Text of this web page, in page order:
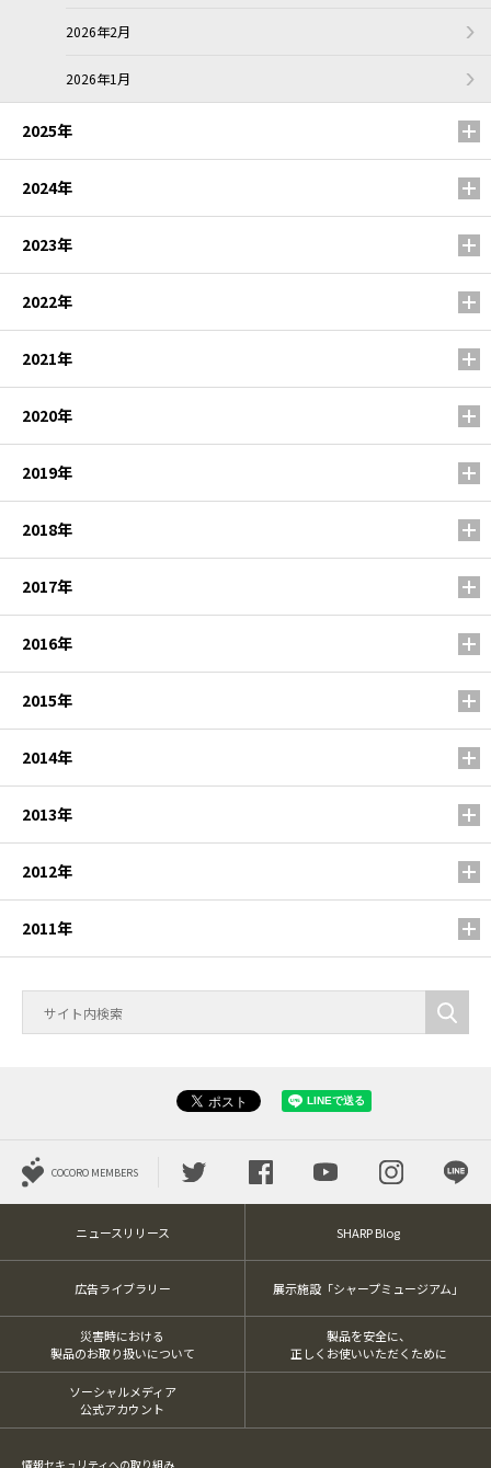
2026年2月
2026年1月
2025年
2024年
2023年
2022年
2021年
2020年
2019年
2018年
2017年
2016年
2015年
2014年
2013年
2012年
2011年
COCORO MEMBERS
ニュースリリース SHARP Blog
広告ライブラリー 展示施設「シャープミュージアム」
災害時における
製品のお取り扱いについて
製品を安全に、
正しくお使いいただくために
ソーシャルメディア
公式アカウント
情報セキュリティへの取り組み